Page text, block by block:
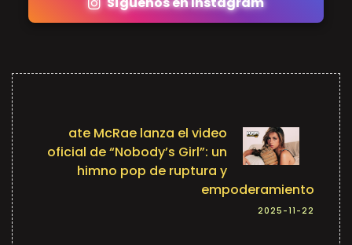
ate McRae lanza el video
oficial de “Nobody’s Girl”: un
himno pop de ruptura y
empoderamiento
2025-11-22